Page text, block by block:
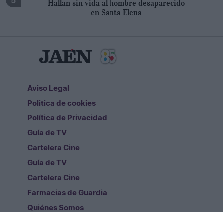
Hallan sin vida al hombre desaparecido
en Santa Elena
Aviso Legal
Politica de cookies
Política de Privacidad
Guía de TV
Cartelera Cine
Guía de TV
Cartelera Cine
Farmacias de Guardia
Quiénes Somos